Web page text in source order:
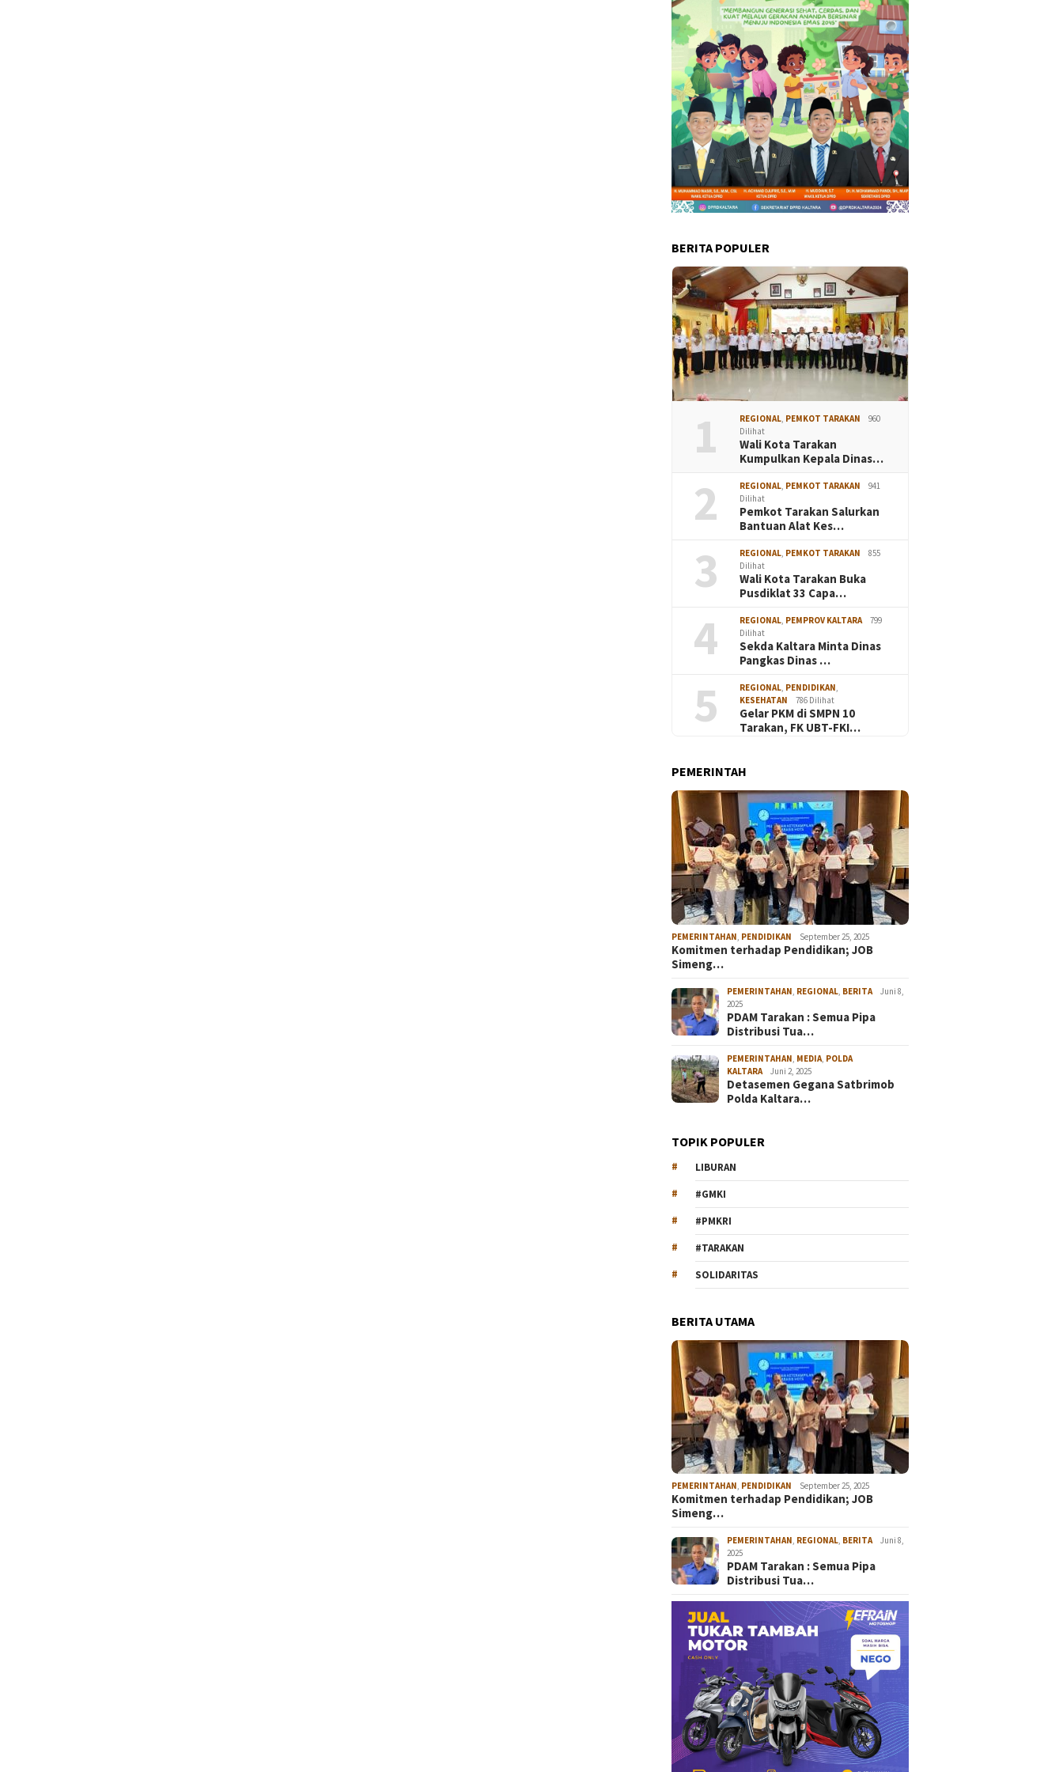
BERITA POPULER
1 REGIONAL PEMKOT TARAKAN
960
Dilihat
Wali Kota Tarakan
Kumpulkan Kepala Dinas…
2 REGIONAL PEMKOT TARAKAN
941
Dilihat
Pemkot Tarakan Salurkan
Bantuan Alat Kes…
3 REGIONAL PEMKOT TARAKAN
855
Dilihat
Wali Kota Tarakan Buka
Pusdiklat 33 Capa…
4 REGIONAL PEMPROV KALTARA
799
Dilihat
Sekda Kaltara Minta Dinas
Pangkas Dinas …
5 REGIONAL PENDIDIKAN
KESEHATAN
786 Dilihat
Gelar PKM di SMPN 10
Tarakan, FK UBT-FKI…
PEMERINTAH
PEMERINTAHAN PENDIDIKAN September 25, 2025
Komitmen terhadap Pendidikan; JOB
Simeng…
PEMERINTAHAN REGIONAL BERITA
Juni 8,
2025
PDAM Tarakan : Semua Pipa
Distribusi Tua…
PEMERINTAHAN MEDIA POLDA
KALTARA
Juni 2, 2025
Detasemen Gegana Satbrimob
Polda Kaltara…
TOPIK POPULER
LIBURAN
#GMKI
#PMKRI
#TARAKAN
SOLIDARITAS
BERITA UTAMA
PEMERINTAHAN, PENDIDIKAN September 25, 2025
Komitmen terhadap Pendidikan; JOB
Simeng…
PEMERINTAHAN, REGIONAL, BERITA
Juni 8,
2025
PDAM Tarakan : Semua Pipa
Distribusi Tua…